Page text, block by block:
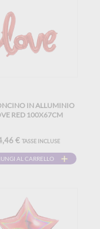
IN ALLUMINIO
RED 100X67CM
€ TASSE INCLUSE
AL CARRELLO